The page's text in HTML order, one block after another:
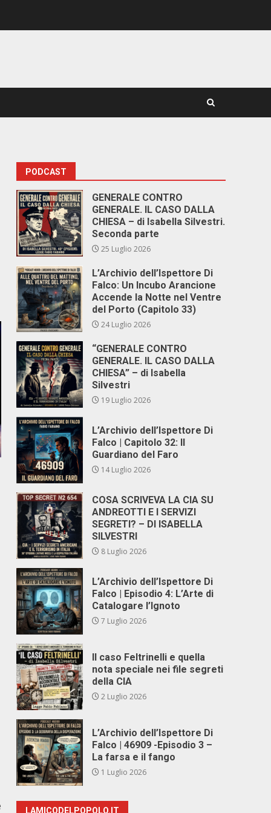
PODCAST
GENERALE CONTRO
GENERALE. IL CASO DALLA
CHIESA – di Isabella Silvestri.
Seconda parte
25 Luglio 2026
L’Archivio dell’Ispettore Di
Falco: Un Incubo Arancione
Accende la Notte nel Ventre
del Porto (Capitolo 33)
24 Luglio 2026
“GENERALE CONTRO
GENERALE. IL CASO DALLA
CHIESA” – di Isabella
Silvestri
19 Luglio 2026
L’Archivio dell’Ispettore Di
Falco | Capitolo 32: Il
Guardiano del Faro
14 Luglio 2026
COSA SCRIVEVA LA CIA SU
ANDREOTTI E I SERVIZI
SEGRETI? – DI ISABELLA
SILVESTRI
8 Luglio 2026
L’Archivio dell’Ispettore Di
Falco | Episodio 4: L’Arte di
Catalogare l’Ignoto
7 Luglio 2026
Il caso Feltrinelli e quella
nota speciale nei file segreti
della CIA
2 Luglio 2026
L’Archivio dell’Ispettore Di
Falco | 46909 -Episodio 3 –
La farsa e il fango
1 Luglio 2026
LAMICODELPOPOLO.IT